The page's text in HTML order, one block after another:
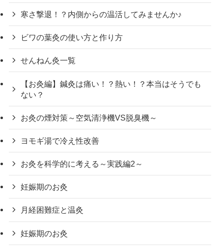
寒さ撃退！？内側からの温活してみませんか♪
ビワの葉灸の使い方と作り方
せんねん灸一覧
【お灸編】鍼灸は痛い！？熱い！？本当はそうでも
ない？
お灸の煙対策～空気清浄機VS脱臭機～
ヨモギ湯で冷え性改善
お灸を科学的に考える～実践編2～
妊娠期のお灸
月経困難症と温灸
妊娠期のお灸